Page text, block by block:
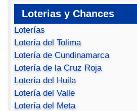
Loterias y Chances
Loterías
Lotería del Tolima
Lotería de Cundinamarca
Lotería de la Cruz Roja
Lotería del Huila
Lotería del Valle
Lotería del Meta